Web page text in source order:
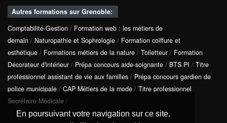
En poursuivant votre navigation sur ce site,
Autres formations sur Grenoble:
Comptabilité-Gestion / Formation web : les métiers de
demain / Naturopathie et Sophrologie / Formation coiffure et
esthétique / Formations métiers de la nature / Toiletteur / Formation
Décorateur d'intérieur / Prépa concours aide-soignante / BTS PI / Titre
professionnel assistant de vie aux familles / Prépa concours gardien de
police municipale / CAP Métiers de la mode / Titre professionnel
Secrétaire Médicale /